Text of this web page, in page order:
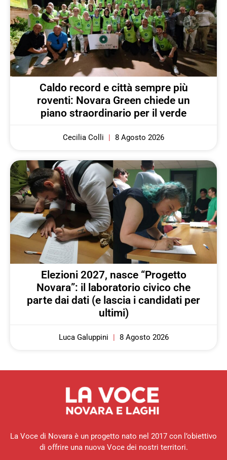
Caldo record e città sempre più
roventi: Novara Green chiede un
piano straordinario per il verde
Cecilia Colli 8 Agosto 2026
Elezioni 2027, nasce “Progetto
Novara”: il laboratorio civico che
parte dai dati (e lascia i candidati per
ultimi)
Luca Galuppini 8 Agosto 2026
La Voce di Novara è un progetto nato nel 2017 con l’obiettivo
di offrire una nuova Voce dei nostri territori.